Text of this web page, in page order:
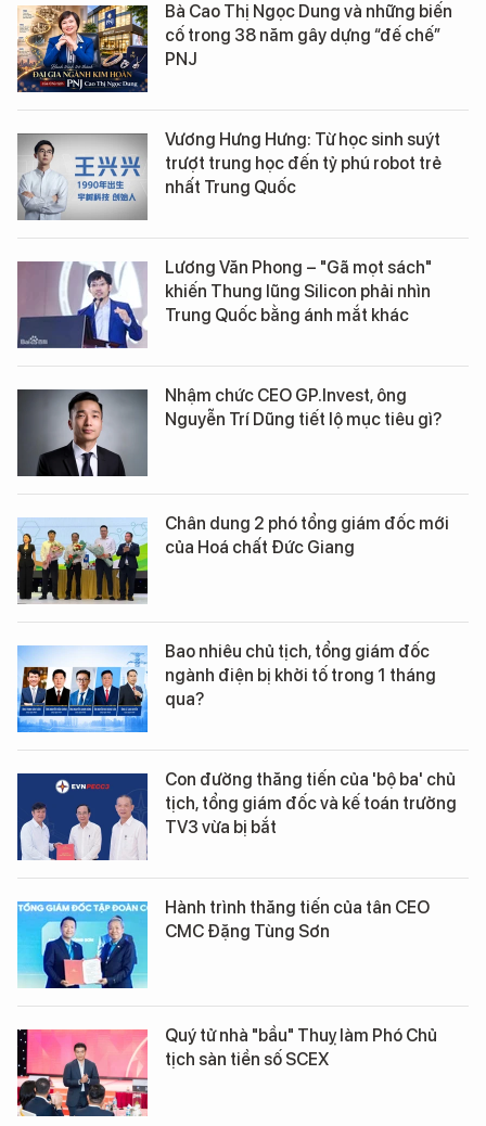
Bà Cao Thị Ngọc Dung và những biến
cố trong 38 năm gây dựng “đế chế”
PNJ
Vương Hưng Hưng: Từ học sinh suýt
trượt trung học đến tỷ phú robot trẻ
nhất Trung Quốc
Lương Văn Phong – "Gã mọt sách"
khiến Thung lũng Silicon phải nhìn
Trung Quốc bằng ánh mắt khác
Nhậm chức CEO GP.Invest, ông
Nguyễn Trí Dũng tiết lộ mục tiêu gì?
Chân dung 2 phó tổng giám đốc mới
của Hoá chất Đức Giang
Bao nhiêu chủ tịch, tổng giám đốc
ngành điện bị khởi tố trong 1 tháng
qua?
Con đường thăng tiến của 'bộ ba' chủ
tịch, tổng giám đốc và kế toán trưởng
TV3 vừa bị bắt
Hành trình thăng tiến của tân CEO
CMC Đặng Tùng Sơn
Quý tử nhà "bầu" Thuỵ làm Phó Chủ
tịch sàn tiền số SCEX